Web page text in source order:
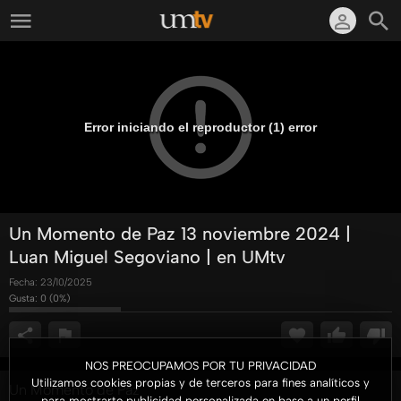
NOS PREOCUPAMOS POR TU PRIVACIDAD
Utilizamos cookies propias y de terceros para fines analíticos y
Error iniciando el reproductor (1) error
Un Momento de Paz 13 noviembre 2024 |
Luan Miguel Segoviano | en UMtv
Fecha: 23/10/2025
Gusta: 0 (0%)
Un Momento de Paz